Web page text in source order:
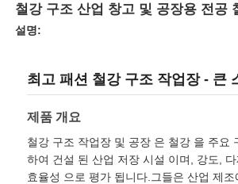
철강 구조 산업 창고 및 공장용 전공
설명:
최고 패션 철강 구조 작업장 - 큰
제품 개요
철강 구조 작업장 및 공장 은 철강 을 주요
하여 건설 된 산업 저장 시설 이며, 강도,
효율성 으로 평가 됩니다.그들은 산업 제조